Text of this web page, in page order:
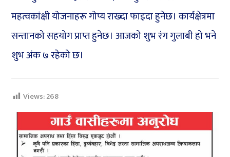
महत्वकांक्षी योजनाहरू गोप्य राख्दा फाइदा हुनेछ। कार्यक्षेत्रमा
सन्तानको सहयोग प्राप्त हुनेछ। आजको शुभ रंग गुलाबी हो भने
शुभ अंक ७ रहेको छ।
Views:268